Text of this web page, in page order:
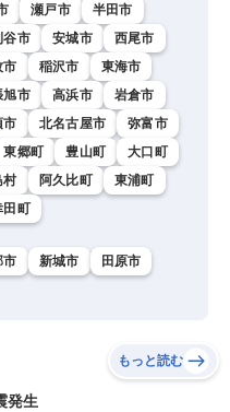
瀬戸市
半田市
谷市 安城市
西尾市
市 稲沢市
東海市
旭市 高浜市
岩倉市
市 北名古屋市
弥富市
東郷町 豊山町
大口町
村 阿久比町
東浦町
田町
市 新城市
田原市
もっと読む
発生